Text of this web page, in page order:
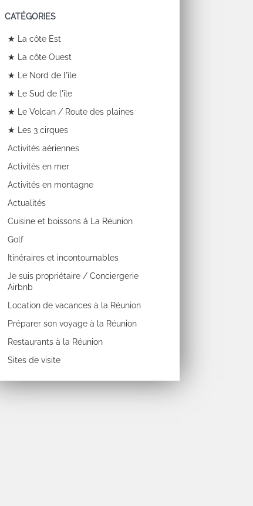
CATÉGORIES
★ La côte Est
★ La côte Ouest
★ Le Nord de l'île
★ Le Sud de l'île
★ Le Volcan / Route des plaines
★ Les 3 cirques
Activités aériennes
Activités en mer
Activités en montagne
Actualités
Cuisine et boissons à La Réunion
Golf
Itinéraires et incontournables
Je suis propriétaire / Conciergerie
Airbnb
Location de vacances à la Réunion
Préparer son voyage à la Réunion
Restaurants à la Réunion
Sites de visite